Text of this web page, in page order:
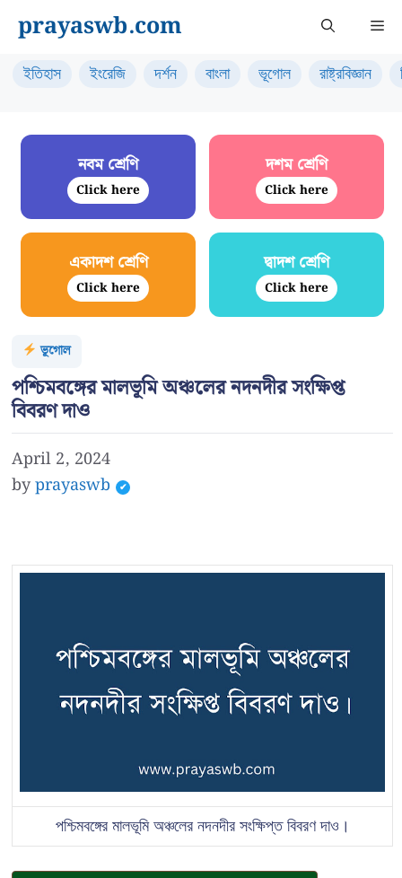
content
prayaswb.com
ইতিহাস ইংরেজি দর্শন বাংলা ভূগোল রাষ্ট্রবিজ্ঞান
নবম শ্রেণি
Click here
দশম শ্রেণি
Click here
একাদশ শ্রেণি
Click here
দ্বাদশ শ্রেণি
Click here
ভূগোল
পশ্চিমবঙ্গের মালভূমি অঞ্চলের নদনদীর সংক্ষিপ্ত
বিবরণ দাও
April 2, 2024
byprayaswb
পশ্চিমবঙ্গের মালভূমি অঞ্চলের নদনদীর সংক্ষিপ্ত বিবরণ দাও।